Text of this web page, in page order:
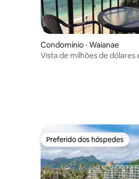
Condomínio ⋅ Waianae
Vista de milhões de dólares
Preferido dos hóspedes
Preferido dos hóspedes